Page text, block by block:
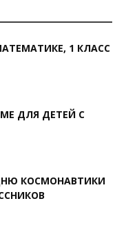
1 КЛАСС
ДЛЯ ДЕТЕЙ С
КОСМОНАВТИКИ